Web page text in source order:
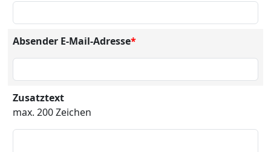
Absender E-Mail-Adresse*
Zusatztext
max. 200 Zeichen